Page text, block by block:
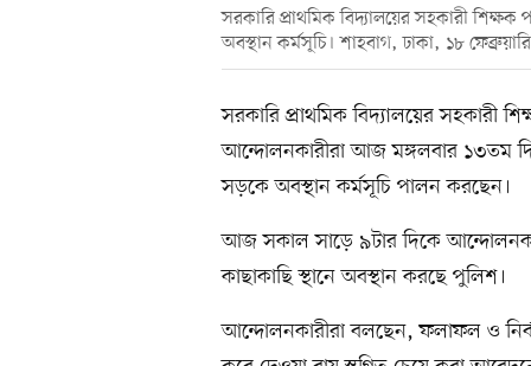
সরকারি প্রাথমিক বিদ্যালয়ের সহকারী
অবস্থান কর্মসূচি। শাহবাগ, ঢাকা, ১৮ ফেব্রুয়ারি
সরকারি প্রাথমিক বিদ্যালয়ের সহকারী
আন্দোলনকারীরা আজ মঙ্গলবার ১৩তম
সড়কে অবস্থান কর্মসূচি পালন করছেন।
আজ সকাল সাড়ে ৯টার দিকে
কাছাকাছি স্থানে অবস্থান করছে পুলিশ।
আন্দোলনকারীরা বলছেন, ফলাফল ও